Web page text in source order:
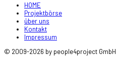
HOME
Projektbörse
über uns
Kontakt
Impressum
© 2009-2026 by people4project GmbH